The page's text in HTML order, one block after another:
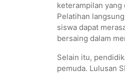
keterampilan
Pelatihan
siswa dapat
bersaing dalam
Selain itu,
pemuda. Lulusan